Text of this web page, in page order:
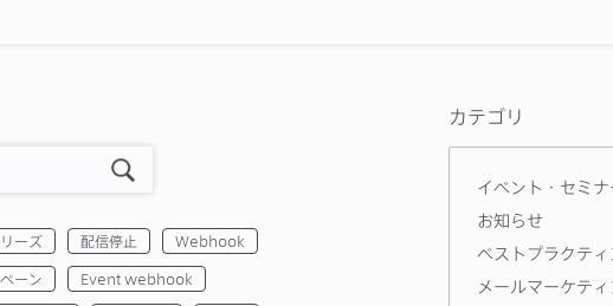
ーズ 配信停止
Webhook
ーン
Event webhook
カテゴリ
イベント・セミナ
お知らせ
ベストプラクティ
メールマーケティ